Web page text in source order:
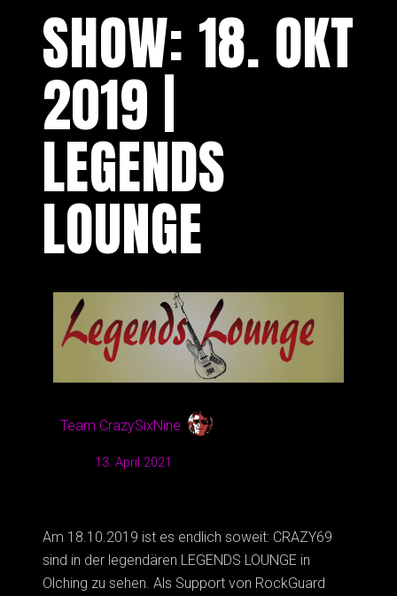
SHOW: 18. OKT
2019 |
LEGENDS
LOUNGE
Team CrazySixNine
13. April 2021
Am 18.10.2019 ist es endlich soweit: CRAZY69
sind in der legendären LEGENDS LOUNGE in
Olching zu sehen. Als Support von RockGuard